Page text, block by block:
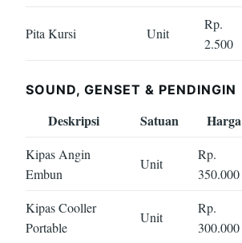
Pita Kursi Unit
Rp.
2.500
SOUND, GENSET & PENDINGIN
Deskripsi Satuan Harga
Kipas Angin
Embun
Unit
Rp.
350.000
Kipas Cooller
Portable
Unit
Rp.
300.000